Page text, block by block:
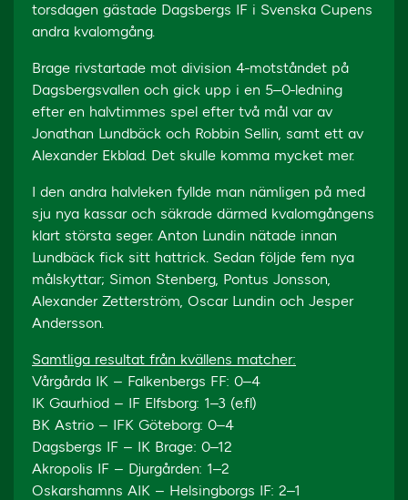
torsdagen gästade Dagsbergs IF i Svenska Cupens
andra kvalomgång.
Brage rivstartade mot division 4-motståndet på
Dagsbergsvallen och gick upp i en 5–0-ledning
efter en halvtimmes spel efter två mål var av
Jonathan Lundbäck och Robbin Sellin, samt ett av
Alexander Ekblad. Det skulle komma mycket mer.
I den andra halvleken fyllde man nämligen på med
sju nya kassar och säkrade därmed kvalomgångens
klart största seger. Anton Lundin nätade innan
Lundbäck fick sitt hattrick. Sedan följde fem nya
målskyttar; Simon Stenberg, Pontus Jonsson,
Alexander Zetterström, Oscar Lundin och Jesper
Andersson.
Samtliga resultat från kvällens matcher:
Vårgårda IK – Falkenbergs FF: 0–4
IK Gaurhiod – IF Elfsborg: 1–3 (e.fl)
BK Astrio – IFK Göteborg: 0–4
Dagsbergs IF – IK Brage: 0–12
Akropolis IF – Djurgården: 1–2
Oskarshamns AIK – Helsingborgs IF: 2–1